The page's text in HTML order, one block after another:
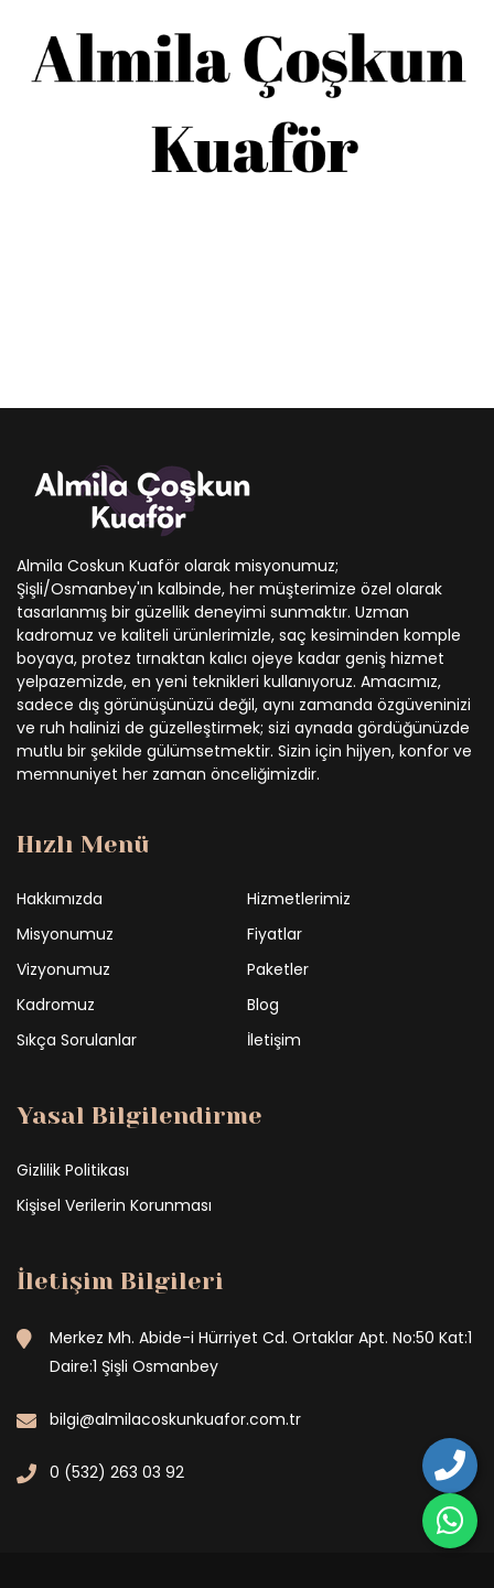
Almila Coskun Kuaför olarak misyonumuz;
Şişli/Osmanbey'ın kalbinde, her müşterimize özel olarak
tasarlanmış bir güzellik deneyimi sunmaktır. Uzman
kadromuz ve kaliteli ürünlerimizle, saç kesiminden komple
boyaya, protez tırnaktan kalıcı ojeye kadar geniş hizmet
yelpazemizde, en yeni teknikleri kullanıyoruz. Amacımız,
sadece dış görünüşünüzü değil, aynı zamanda özgüveninizi
ve ruh halinizi de güzelleştirmek; sizi aynada gördüğünüzde
mutlu bir şekilde gülümsetmektir. Sizin için hijyen, konfor ve
memnuniyet her zaman önceliğimizdir.
Hızlı Menü
Hakkımızda
Hizmetlerimiz
Misyonumuz
Fiyatlar
Vizyonumuz
Paketler
Kadromuz
Blog
Sıkça Sorulanlar
İletişim
Yasal Bilgilendirme
Gizlilik Politikası
Kişisel Verilerin Korunması
İletişim Bilgileri
Merkez Mh. Abide-i Hürriyet Cd. Ortaklar Apt. No:50 Kat:1
Daire:1 Şişli Osmanbey
bilgi@almilacoskunkuafor.com.tr
0 (532) 263 03 92